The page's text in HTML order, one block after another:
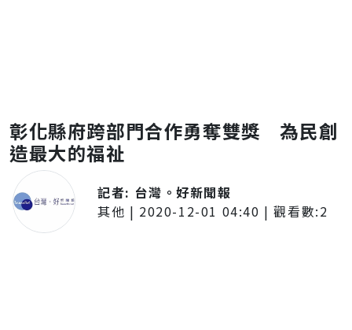
彰化縣府跨部門合作勇奪雙獎 為民創
造最大的福祉
記者: 台灣。好新聞報
其他 | 2020-12-01 04:40 | 觀看數:2